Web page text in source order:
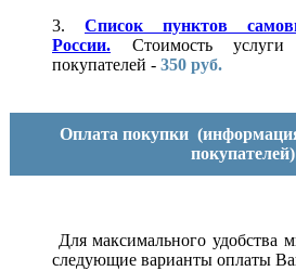
3. Список пунктов
России.
Стоимость
покупателей - 350 руб.
Оплата покупки
покупателей)
Для максимального удобства
следующие варианты оплаты